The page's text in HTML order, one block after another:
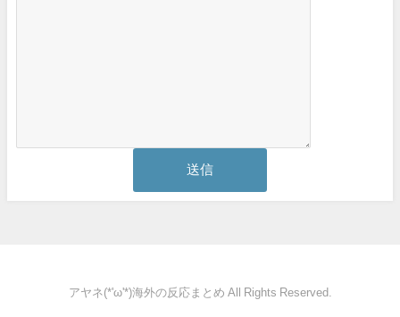
アヤネ(*'ω'*)海外の反応まとめ All Rights Reserved.